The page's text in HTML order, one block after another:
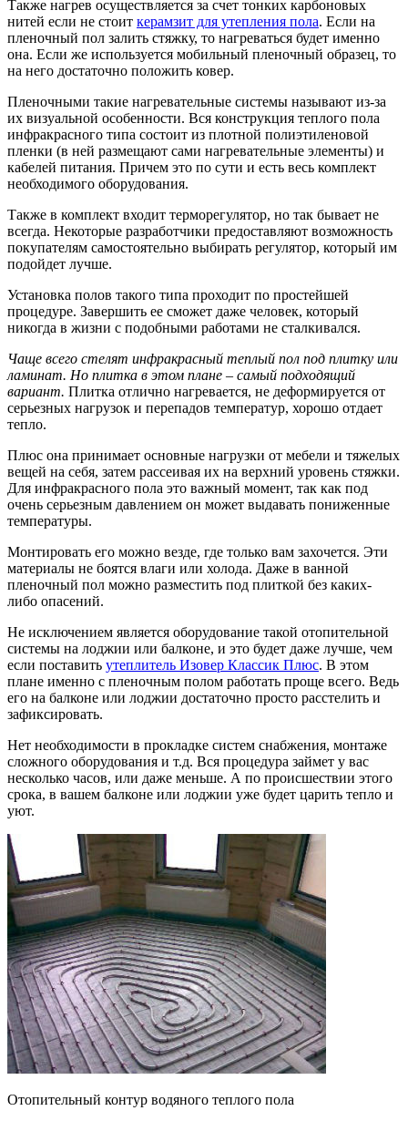
Также нагрев осуществляется за счет тонких карбоновых
нитей если не стоит керамзит для утепления пола. Если на
пленочный пол залить стяжку, то нагреваться будет именно
она. Если же используется мобильный пленочный образец, то
на него достаточно положить ковер.
Пленочными такие нагревательные системы называют из-за
их визуальной особенности. Вся конструкция теплого пола
инфракрасного типа состоит из плотной полиэтиленовой
пленки (в ней размещают сами нагревательные элементы) и
кабелей питания. Причем это по сути и есть весь комплект
необходимого оборудования.
Также в комплект входит терморегулятор, но так бывает не
всегда. Некоторые разработчики предоставляют возможность
покупателям самостоятельно выбирать регулятор, который им
подойдет лучше.
Установка полов такого типа проходит по простейшей
процедуре. Завершить ее сможет даже человек, который
никогда в жизни с подобными работами не сталкивался.
Чаще всего стелят инфракрасный теплый пол под плитку или
ламинат. Но плитка в этом плане – самый подходящий
вариант. Плитка отлично нагревается, не деформируется от
серьезных нагрузок и перепадов температур, хорошо отдает
тепло.
Плюс она принимает основные нагрузки от мебели и тяжелых
вещей на себя, затем рассеивая их на верхний уровень стяжки.
Для инфракрасного пола это важный момент, так как под
очень серьезным давлением он может выдавать пониженные
температуры.
Монтировать его можно везде, где только вам захочется. Эти
материалы не боятся влаги или холода. Даже в ванной
пленочный пол можно разместить под плиткой без каких-
либо опасений.
Не исключением является оборудование такой отопительной
системы на лоджии или балконе, и это будет даже лучше, чем
если поставить утеплитель Изовер Классик Плюс. В этом
плане именно с пленочным полом работать проще всего. Ведь
его на балконе или лоджии достаточно просто расстелить и
зафиксировать.
Нет необходимости в прокладке систем снабжения, монтаже
сложного оборудования и т.д. Вся процедура займет у вас
несколько часов, или даже меньше. А по происшествии этого
срока, в вашем балконе или лоджии уже будет царить тепло и
уют.
Отопительный контур водяного теплого пола